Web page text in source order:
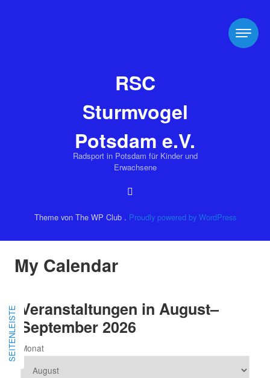
My Calendar
Veranstaltungen in August–
September 2026
Monat
SEITENLEISTE
RSC
Sturmvogel
Potsdam e.V.
Radsport in Potsdam für Kinder und
Erwachsene
Theme von The WP Club . Proudly powered by WordPress